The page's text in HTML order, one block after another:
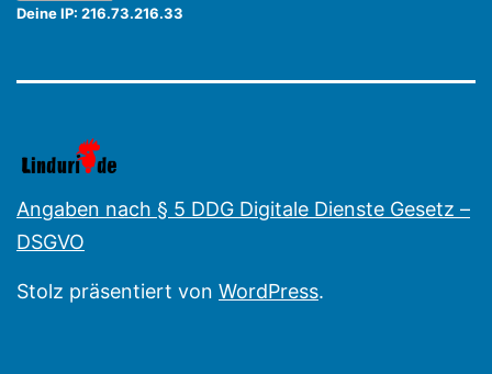
Deine IP: 216.73.216.33
Angaben nach § 5 DDG Digitale Dienste Gesetz –
DSGVO
Stolz präsentiert von WordPress.